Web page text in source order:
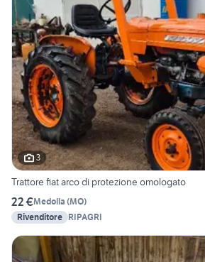
3
Trattore fiat arco di protezione omologato
22 €Medolla (MO)
Rivenditore RIPAGRI